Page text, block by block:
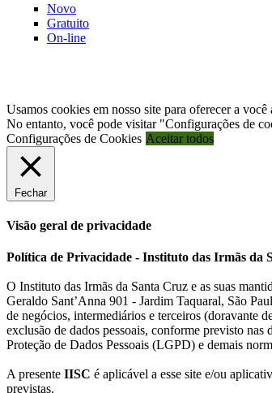
Novo
Gratuito
On-line
Usamos cookies em nosso site para oferecer a
No entanto, você pode visitar "Configurações de
Configurações de Cookies Aceitar todos
Fechar
Visão geral de privacidade
Política de Privacidade - Instituto das Irmãs da
O Instituto das Irmãs da Santa Cruz e as suas
Geraldo Sant’Anna 901 - Jardim Taquaral, São
de negócios, intermediários e terceiros (doravante
exclusão de dados pessoais, conforme previsto
Proteção de Dados Pessoais (LGPD) e demais
A presente IISC é aplicável a esse site e/ou
previstas.